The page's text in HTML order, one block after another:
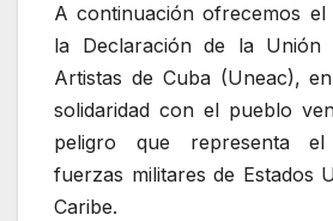
A continuación ofrecemos
la Declaración de la Unión
Artistas de Cuba (Uneac),
solidaridad con el pueblo
peligro que representa el
fuerzas militares de Estados
Caribe.